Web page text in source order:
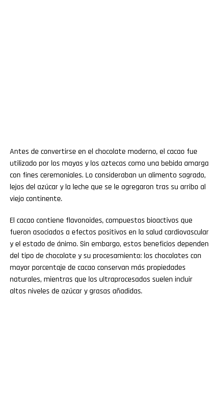
Antes de convertirse en el chocolate moderno, el cacao fue
utilizado por los mayas y los aztecas como una bebida amarga
con fines ceremoniales. Lo consideraban un alimento sagrado,
lejos del azúcar y la leche que se le agregaron tras su arribo al
viejo continente.
El cacao contiene flavonoides, compuestos bioactivos que
fueron asociados a efectos positivos en la salud cardiovascular
y el estado de ánimo. Sin embargo, estos beneficios dependen
del tipo de chocolate y su procesamiento: los chocolates con
mayor porcentaje de cacao conservan más propiedades
naturales, mientras que los ultraprocesados suelen incluir
altos niveles de azúcar y grasas añadidas.